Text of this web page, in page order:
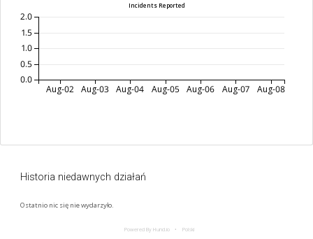
Incidents Reported
Aug-02 Aug-03 Aug-04 Aug-05 Aug-06 Aug-07 Aug-08
0.0
0.5
1.0
1.5
2.0
Historia niedawnych działań
Ostatnio nic się nie wydarzyło.
Powered By Hund.io Polski